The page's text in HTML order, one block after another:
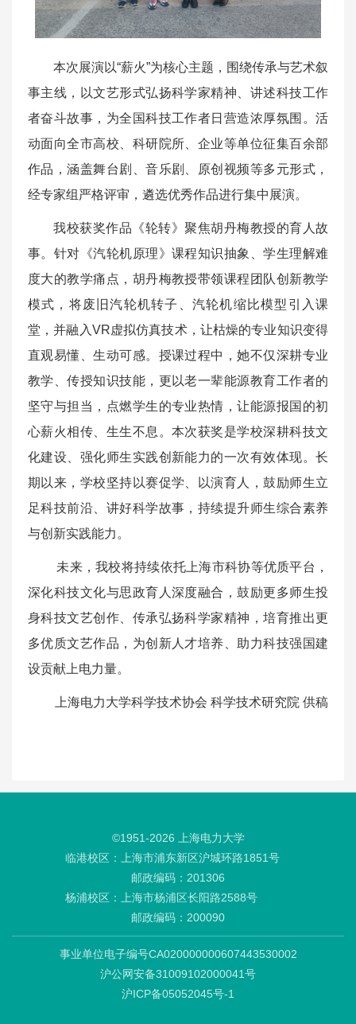
本次展演以“薪火”为核心主题，围绕传承与艺术叙
事主线，以文艺形式弘扬科学家精神、讲述科技工作
者奋斗故事，为全国科技工作者日营造浓厚氛围。活
动面向全市高校、科研院所、企业等单位征集百余部
作品，涵盖舞台剧、音乐剧、原创视频等多元形式，
经专家组严格评审，遴选优秀作品进行集中展演。
我校获奖作品《轮转》聚焦胡丹梅教授的育人故
事。针对《汽轮机原理》课程知识抽象、学生理解难
度大的教学痛点，胡丹梅教授带领课程团队创新教学
模式，将废旧汽轮机转子、汽轮机缩比模型引入课
堂，并融入VR虚拟仿真技术，让枯燥的专业知识变得
直观易懂、生动可感。授课过程中，她不仅深耕专业
教学、传授知识技能，更以老一辈能源教育工作者的
坚守与担当，点燃学生的专业热情，让能源报国的初
心薪火相传、生生不息。本次获奖是学校深耕科技文
化建设、强化师生实践创新能力的一次有效体现。长
期以来，学校坚持以赛促学、以演育人，鼓励师生立
足科技前沿、讲好科学故事，持续提升师生综合素养
与创新实践能力。
未来，我校将持续依托上海市科协等优质平台，
深化科技文化与思政育人深度融合，鼓励更多师生投
身科技文艺创作、传承弘扬科学家精神，培育推出更
多优质文艺作品，为创新人才培养、助力科技强国建
设贡献上电力量。
上海电力大学科学技术协会 科学技术研究院 供稿
©1951-2026 上海电力大学
临港校区：上海市浦东新区沪城环路1851号
邮政编码：201306
杨浦校区：上海市杨浦区长阳路2588号
邮政编码：200090
事业单位电子编号CA020000000607443530002
沪公网安备31009102000041号
沪ICP备05052045号-1